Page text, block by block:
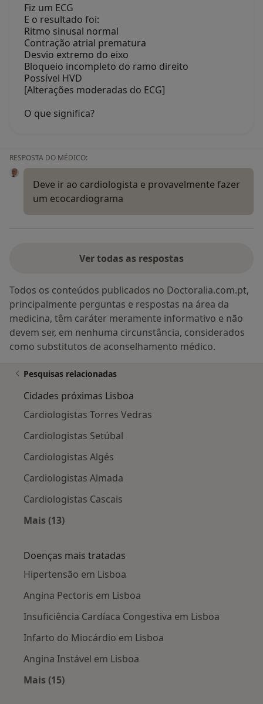
Fiz um ECG
E o resultado foi:
Ritmo sinusal normal
Contração atrial prematura
Desvio extremo do eixo
Bloqueio incompleto do ramo direito
Possível HVD
[Alterações moderadas do ECG]
O que significa?
RESPOSTA DO MÉDICO:
Deve ir ao cardiologista e provavelmente fazer
um ecocardiograma
Ver todas as respostas
Todos os conteúdos publicados no Doctoralia.com.pt,
principalmente perguntas e respostas na área da
medicina, têm caráter meramente informativo e não
devem ser, em nenhuma circunstância, considerados
como substitutos de aconselhamento médico.
Pesquisas relacionadas
Cidades próximas Lisboa
Cardiologistas Torres Vedras
Cardiologistas Setúbal
Cardiologistas Algés
Cardiologistas Almada
Cardiologistas Cascais
Mais (13)
Doenças mais tratadas
Hipertensão em Lisboa
Angina Pectoris em Lisboa
Insuficiência Cardíaca Congestiva em Lisboa
Infarto do Miocárdio em Lisboa
Angina Instável em Lisboa
Mais (15)